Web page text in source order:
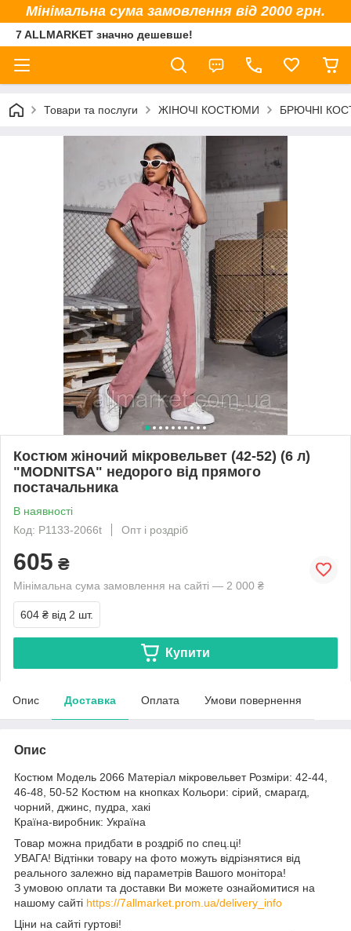
Мінімальна сума замовлення від 2000 грн.
7 ALLMARKET значно дешевше!
Товари та послуги ЖІНОЧІ КОСТЮМИ БРЮЧНІ
Костюм жіночий мікровельвет (42-52) (6 л)
"MODNITSA" недорого від прямого
постачальника
В наявності
Код: P1133-2066t
Опт і роздріб
605 ₴
Мінімальна сума замовлення на сайті — 2 000 ₴
604 ₴ від 2 шт.
Купити
Опис Доставка Оплата Умови повернення
Опис
Костюм Модель 2066 Матеріал мікровельвет Розміри: 42-44,
46-48, 50-52 Костюм на кнопках Кольори: сірий, смарагд,
чорний, джинс, пудра, хакі
Країна-виробник: Україна
Товар можна придбати в роздріб по спец.ці!
УВАГА! Відтінки товару на фото можуть відрізнятися від
реального залежно від параметрів Вашого монітора!
З умовою оплати та доставки Ви можете ознайомитися на
нашому сайті https://7allmarket.prom.ua/delivery_info
Ціни на сайті гуртові!